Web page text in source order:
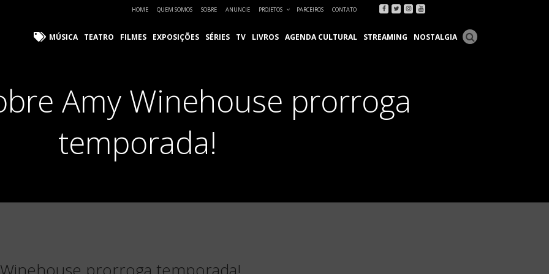
HOME QUEM SOMOS SOBRE ANUNCIE PROJETOS PARCEIROS CONTATO Facebook
Twitter
Instagram
Youtube
MÚSICA TEATRO FILMES EXPOSIÇÕES SÉRIES TV LIVROS AGENDA CULTURAL STREAMING NOSTALGIA
Amy Winehouse prorroga
temporada!
prorroga temporada!